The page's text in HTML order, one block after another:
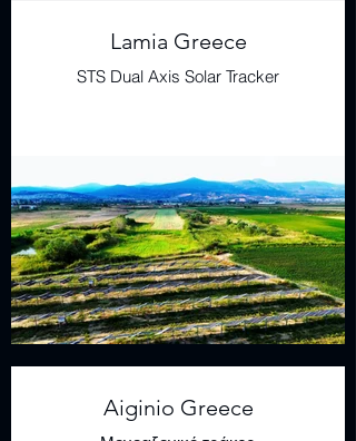
Lamia Greece
STS Dual Axis Solar Tracker
Aiginio Greece